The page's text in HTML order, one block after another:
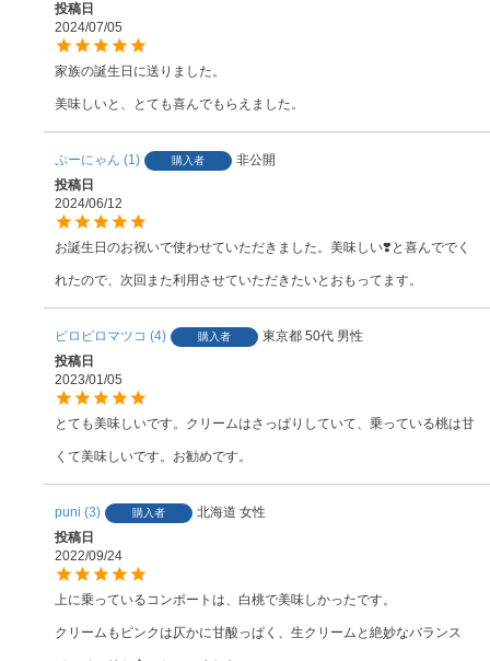
投稿日
2024/07/05
家族の誕生日に送りました。
美味しいと、とても喜んでもらえました。
ぷーにゃん 1 購入者
非公開
投稿日
2024/06/12
お誕生日のお祝いで使わせていただきました。美味しい❣️と喜んででく
ピロピロマツコ 4 購入者 東京都 50代 男性
投稿日
2023/01/05
とても美味しいです。クリームはさっぱりしていて、乗っている桃は甘
くて美味しいです。お勧めです。
puni 3 購入者 北海道 女性
投稿日
2022/09/24
上に乗っているコンポートは、白桃で美味しかったです。
クリームもピンクは仄かに甘酸っぱく、生クリームと絶妙なバランス